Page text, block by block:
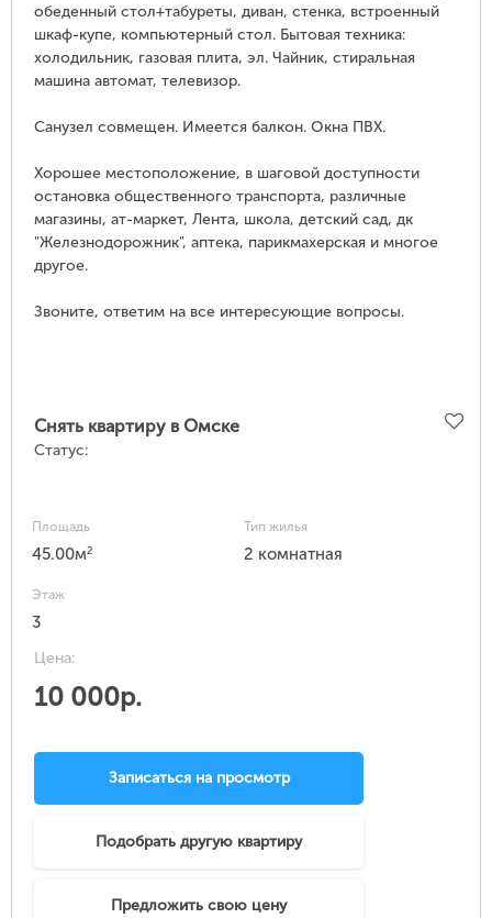
обеденный стол+табуреты, диван, стенка, встроенный
шкаф-купе, компьютерный стол. Бытовая техника:
холодильник, газовая плита, эл. Чайник, стиральная
машина автомат, телевизор.
Санузел совмещен. Имеется балкон. Окна ПВХ.
Хорошее местоположение, в шаговой доступности
остановка общественного транспорта, различные
магазины, ат-маркет, Лента, школа, детский сад, дк
"Железнодорожник", аптека, парикмахерская и многое
другое.
Звоните, ответим на все интересующие вопросы.
Снять квартиру в Омске
Статус:
Площадь
45.00м2
Тип жилья
2 комнатная
Этаж
3
Цена:
10 000р.
Записаться на просмотр
Подобрать другую квартиру
Предложить свою цену